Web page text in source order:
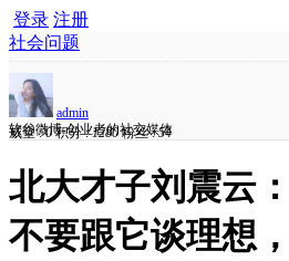
登录 注册
社会问题
admin
威望 :0 积分 :1280 粉丝 :54
软谷微博-创业者的社交媒体
北大才子刘震云
不要跟它谈理想